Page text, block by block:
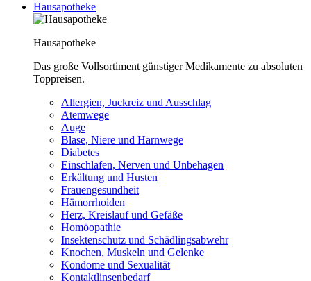
Hausapotheke
Hausapotheke
Das große Vollsortiment günstiger Medikamente zu absoluten
Toppreisen.
Allergien, Juckreiz und Ausschlag
Atemwege
Auge
Blase, Niere und Harnwege
Diabetes
Einschlafen, Nerven und Unbehagen
Erkältung und Husten
Frauengesundheit
Hämorrhoiden
Herz, Kreislauf und Gefäße
Homöopathie
Insektenschutz und Schädlingsabwehr
Knochen, Muskeln und Gelenke
Kondome und Sexualität
Kontaktlinsenbedarf